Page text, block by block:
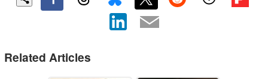
Related Articles